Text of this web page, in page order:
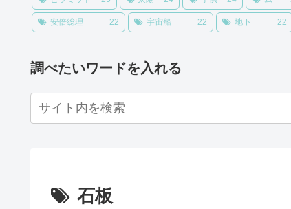
安倍総理 22 宇宙船 22 地下 22
調べたいワードを入れる
石板